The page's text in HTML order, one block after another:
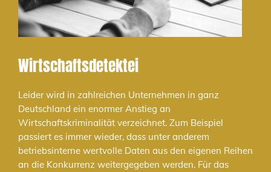
Wirtschaftsdetektei
Leider wird in zahlreichen Unternehmen in ganz
Deutschland ein enormer Anstieg an
Wirtschaftskriminalität verzeichnet. Zum Beispiel
passiert es immer wieder, dass unter anderem
betriebsinterne wertvolle Daten aus den eigenen Reihen
an die Konkurrenz weitergegeben werden. Für das